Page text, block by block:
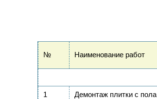
№ Наименование работ
1 Демонтаж плитки с пола